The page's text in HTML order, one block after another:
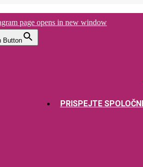
page opens in new window
Button
PRISPEJTE